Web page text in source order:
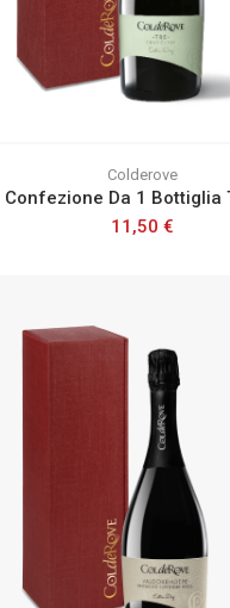
Colderove
11,50 €